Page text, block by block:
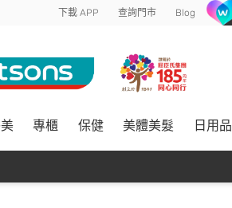
下載 APP 查詢門市 Blog
專櫃 保健 美體美髮 日用品